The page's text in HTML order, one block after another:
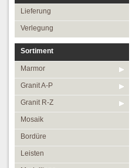
Lieferung
Verlegung
Sortiment
Marmor
Granit A-P
Granit R-Z
Mosaik
Bordüre
Leisten